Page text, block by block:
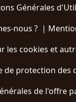
Générales
nous ?|
les cookies et
de protection des
de l'offre